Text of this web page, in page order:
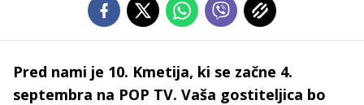
Pred nami je 10. Kmetija, ki se začne 4.
septembra na POP TV. Vaša gostiteljica bo